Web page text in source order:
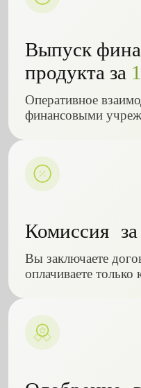
Выпуск
продукта за
Оперативное
финансовыми
Комиссия за
Вы заключаете
оплачиваете